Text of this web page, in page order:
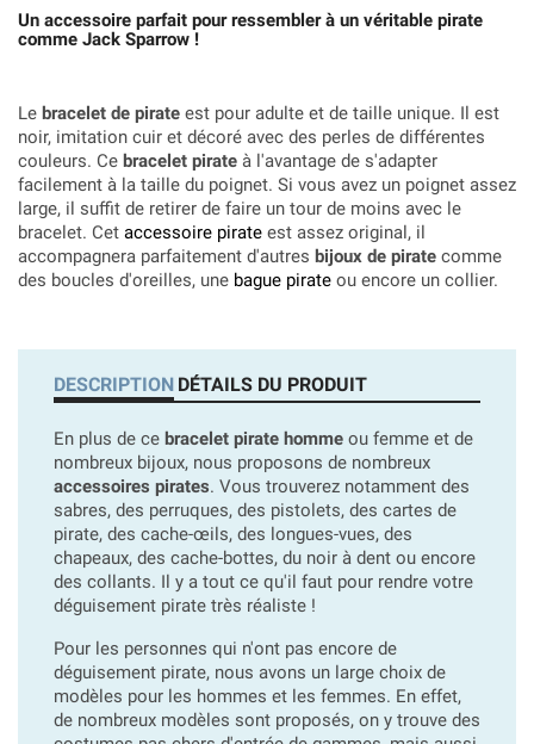
Un accessoire parfait pour ressembler à un véritable pirate
comme Jack Sparrow !
Le bracelet de pirate est pour adulte et de taille unique. Il est
noir, imitation cuir et décoré avec des perles de différentes
couleurs. Ce bracelet pirate à l'avantage de s'adapter
facilement à la taille du poignet. Si vous avez un poignet assez
large, il suffit de retirer de faire un tour de moins avec le
bracelet. Cet accessoire pirate est assez original, il
accompagnera parfaitement d'autres bijoux de pirate comme
des boucles d'oreilles, une bague pirate ou encore un collier.
DESCRIPTION DÉTAILS DU PRODUIT
En plus de ce bracelet pirate homme ou femme et de
nombreux bijoux, nous proposons de nombreux
accessoires pirates. Vous trouverez notamment des
sabres, des perruques, des pistolets, des cartes de
pirate, des cache-œils, des longues-vues, des
chapeaux, des cache-bottes, du noir à dent ou encore
des collants. Il y a tout ce qu'il faut pour rendre votre
déguisement pirate très réaliste !
Pour les personnes qui n'ont pas encore de
déguisement pirate, nous avons un large choix de
modèles pour les hommes et les femmes. En effet,
de nombreux modèles sont proposés, on y trouve des